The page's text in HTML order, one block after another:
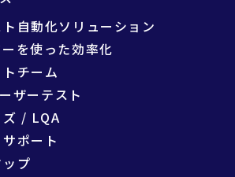
自動化ソリューション
を使った効率化
チーム
ザーテスト
ズ / LQA
ポート
プ